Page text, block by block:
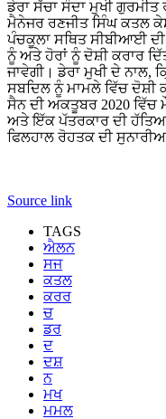
ਡੇਰਾ ਸੱਚਾ ਸੌਦਾ ਮੁਖੀ ਗੁਰਮੀਤ
ਮੈਨੇਜਰ ਰਣਜੀਤ ਸਿੰਘ ਕਤਲ
ਪੰਚਕੂਲਾ ਸਥਿਤ ਸੀਬੀਆਈ
ਨੂੰ ਅਤੇ ਹੋਰਾਂ ਨੂੰ ਦੋਸ਼ੀ ਕਰਾਰ
ਜਾਵੇਗੀ। ਡੇਰਾ ਮੁਖੀ ਦੇ ਨਾਲ,
ਸਬਦਿਲ ਨੂੰ ਮਾਮਲੇ ਵਿੱਚ
ਸੈਨ ਦੀ ਅਕਤੂਬਰ 2020
ਅਤੇ ਇੱਕ ਪੱਤਰਕਾਰ ਦੀ ਹੱਤਿਆ
ਫਿਲਹਾਲ ਰੋਹਤਕ ਦੀ
Source link
TAGS
ਐਲਨ
ਸਜ
ਕਤਲ
ਕਰਰ
ਚ
ਡਰ
ਦ
ਦਸ਼
ਨ
ਮਖ
ਮਮਲ